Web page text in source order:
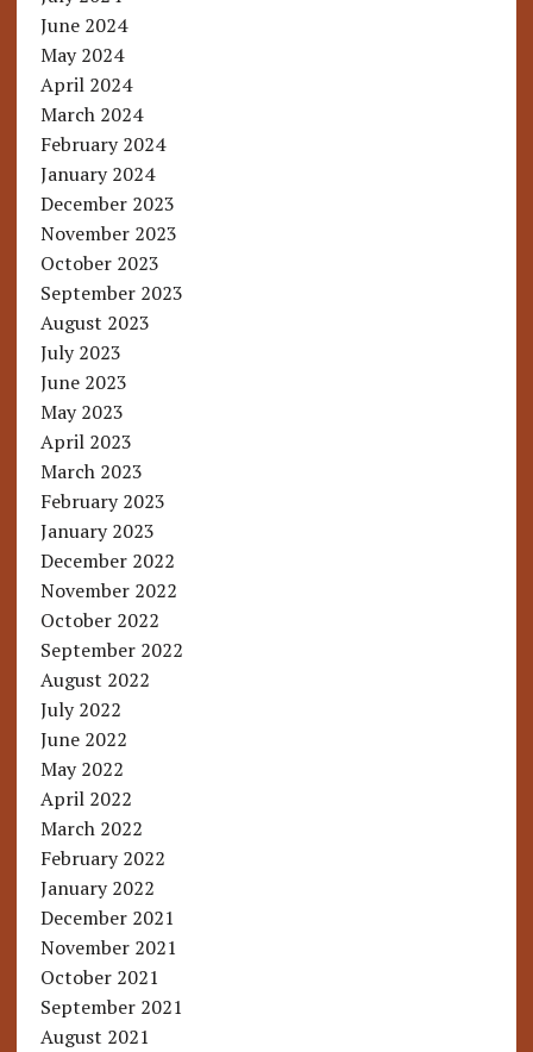
June 2024
May 2024
April 2024
March 2024
February 2024
January 2024
December 2023
November 2023
October 2023
September 2023
August 2023
July 2023
June 2023
May 2023
April 2023
March 2023
February 2023
January 2023
December 2022
November 2022
October 2022
September 2022
August 2022
July 2022
June 2022
May 2022
April 2022
March 2022
February 2022
January 2022
December 2021
November 2021
October 2021
September 2021
August 2021